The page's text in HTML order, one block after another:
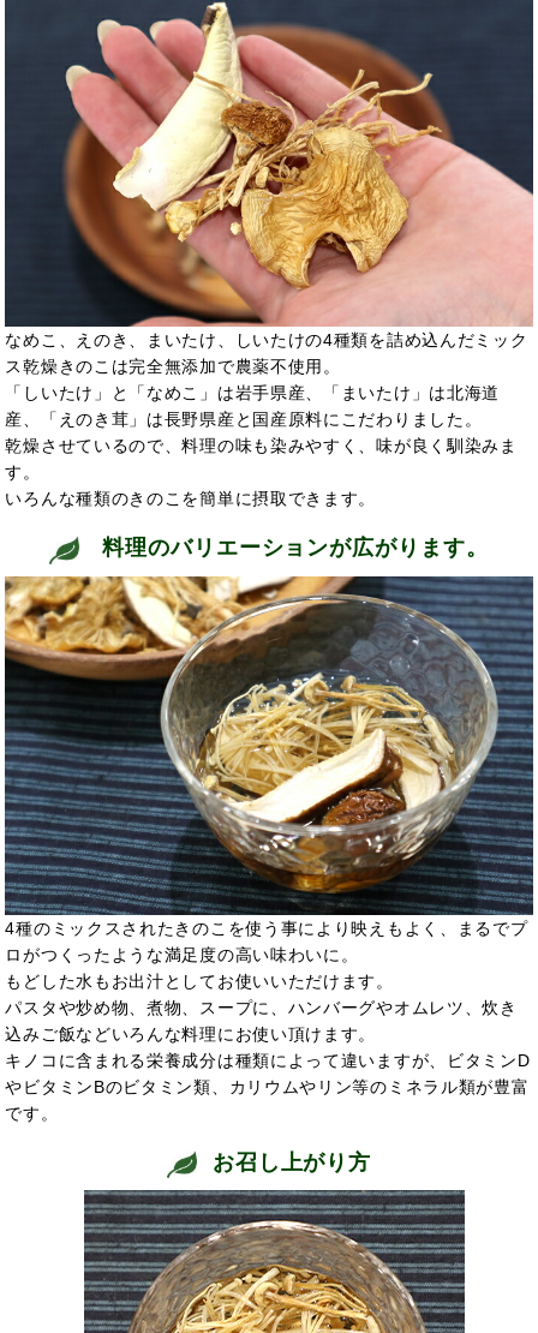
なめこ、えのき、まいたけ、しいたけの4種類を詰め込んだミック
ス乾燥きのこは完全無添加で農薬不使用。
「しいたけ」と「なめこ」は岩手県産、「まいたけ」は北海道
産、「えのき茸」は長野県産と国産原料にこだわりました。
乾燥させているので、料理の味も染みやすく、味が良く馴染みま
す。
いろんな種類のきのこを簡単に摂取できます。
料理のバリエーションが広がります。
4種のミックスされたきのこを使う事により映えもよく、まるでプ
ロがつくったような満足度の高い味わいに。
もどした水もお出汁としてお使いいただけます。
パスタや炒め物、煮物、スープに、ハンバーグやオムレツ、炊き
込みご飯などいろんな料理にお使い頂けます。
キノコに含まれる栄養成分は種類によって違いますが、ビタミンD
やビタミンBのビタミン類、カリウムやリン等のミネラル類が豊富
です。
お召し上がり方